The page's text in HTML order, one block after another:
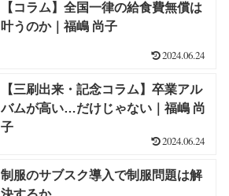
【コラム】全国一律の給食費無償は
叶うのか｜福嶋 尚子
2024.06.24
【三刷出来・記念コラム】卒業アル
バムが高い…だけじゃない｜福嶋 尚
子
2024.06.24
制服のサブスク導入で制服問題は解